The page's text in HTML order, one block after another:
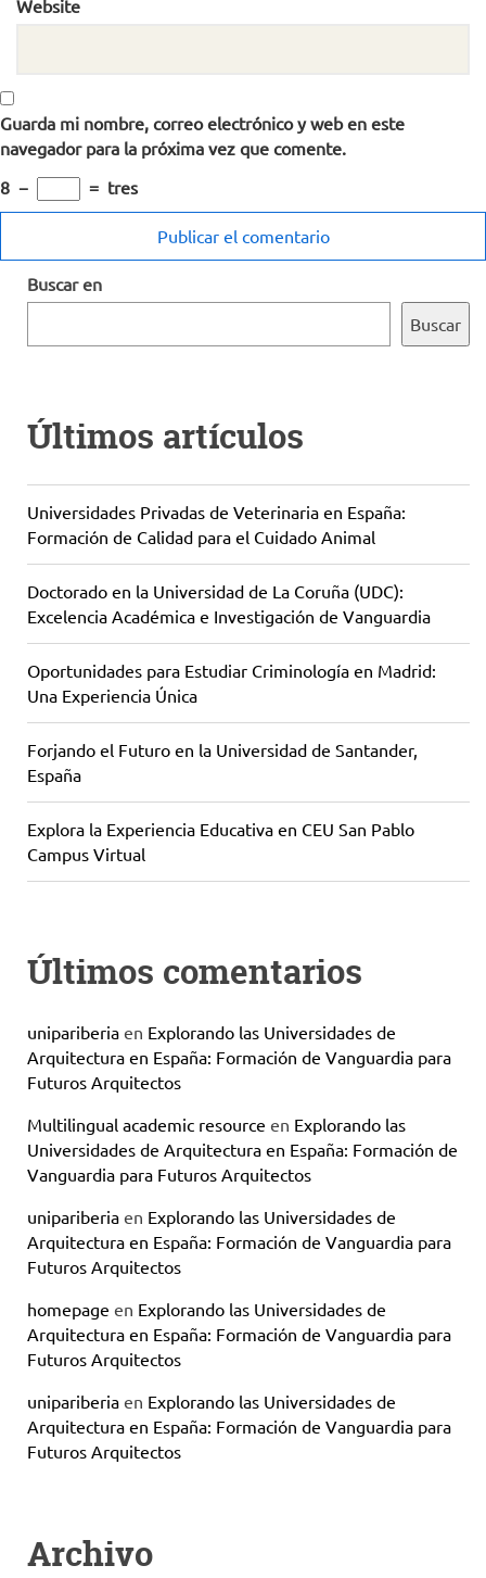
Website
Guarda mi nombre, correo electrónico y web en este
navegador para la próxima vez que comente.
8 − = tres
Buscar en
Buscar
Últimos artículos
Universidades Privadas de Veterinaria en España:
Formación de Calidad para el Cuidado Animal
Doctorado en la Universidad de La Coruña (UDC):
Excelencia Académica e Investigación de Vanguardia
Oportunidades para Estudiar Criminología en Madrid:
Una Experiencia Única
Forjando el Futuro en la Universidad de Santander,
España
Explora la Experiencia Educativa en CEU San Pablo
Campus Virtual
Últimos comentarios
unipariberia en Explorando las Universidades de
Arquitectura en España: Formación de Vanguardia para
Futuros Arquitectos
Multilingual academic resource en Explorando las
Universidades de Arquitectura en España: Formación de
Vanguardia para Futuros Arquitectos
unipariberia en Explorando las Universidades de
Arquitectura en España: Formación de Vanguardia para
Futuros Arquitectos
homepage en Explorando las Universidades de
Arquitectura en España: Formación de Vanguardia para
Futuros Arquitectos
unipariberia en Explorando las Universidades de
Arquitectura en España: Formación de Vanguardia para
Futuros Arquitectos
Archivo